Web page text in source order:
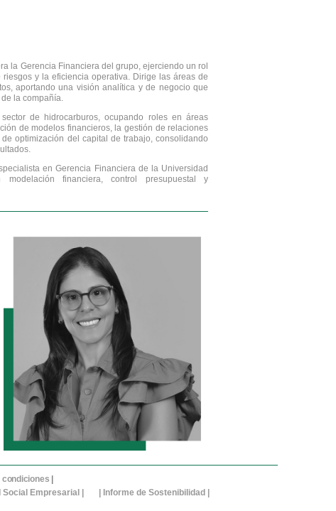
la Gerencia Financiera del grupo, ejerciendo un rol
y la eficiencia operativa. Dirige las áreas de
aportando una visión analítica y de negocio que
la compañía.
de hidrocarburos, ocupando roles en áreas
de modelos financieros, la gestión de relaciones
optimización del capital de trabajo, consolidando
en Gerencia Financiera de la Universidad
financiera, control presupuestal y
condiciones
Social Empresarial Informe de Sostenibilidad